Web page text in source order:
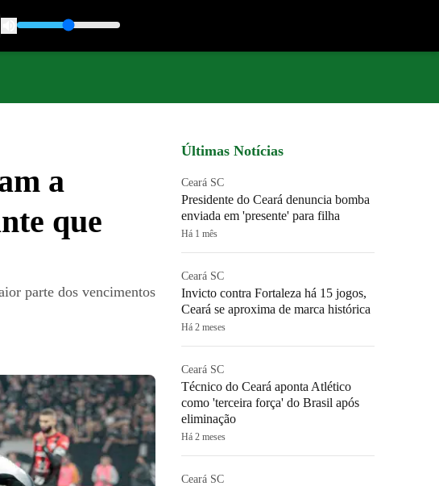
a
que
parte dos vencimentos
Últimas Notícias
Ceará SC
Presidente do Ceará denuncia bomba
enviada em 'presente' para filha
Há 1 mês
Ceará SC
Invicto contra Fortaleza há 15 jogos,
Ceará se aproxima de marca histórica
Há 2 meses
Ceará SC
Técnico do Ceará aponta Atlético
como 'terceira força' do Brasil após
eliminação
Há 2 meses
Ceará SC